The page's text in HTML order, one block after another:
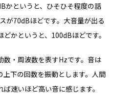
かというと、ひそひそ程度の話
が70dBほどです。大音量が出る
かというと、100dBほどです。
数・周波数を表すHzです。音は
下の回数を振動とします。人間
速いほど高い音に感じます。